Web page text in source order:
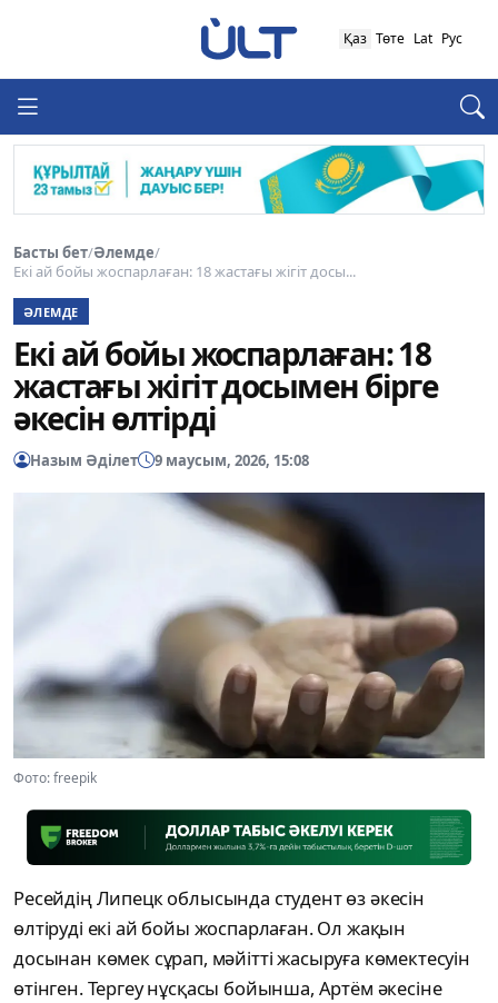
Қаз Төте Lat Рус
Басты бет/Әлемде/
Екі ай бойы жоспарлаған: 18 жастағы жігіт досы...
ӘЛЕМДЕ
Екі ай бойы жоспарлаған: 18
жастағы жігіт досымен бірге
әкесін өлтірді
Назым Әділет 9 маусым, 2026, 15:08
Фото: freepik
Ресейдің Липецк облысында студент өз әкесін
өлтіруді екі ай бойы жоспарлаған. Ол жақын
досынан көмек сұрап, мәйітті жасыруға көмектесуін
өтінген. Тергеу нұсқасы бойынша, Артём әкесіне